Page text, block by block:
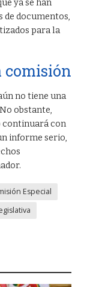
ya se han
de documentos,
para la
comisión
no tiene una
obstante,
continuará con
informe serio,
Especial